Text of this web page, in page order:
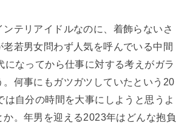
テリアイドルなのに、着飾らないさ
老若男女問わず人気を呼んでいる中間
になってから仕事に対する考えがガラ
。何事にもガツガツしていたという20
は自分の時間を大事にしようと思うよ
か。年男を迎える2023年はどんな抱負